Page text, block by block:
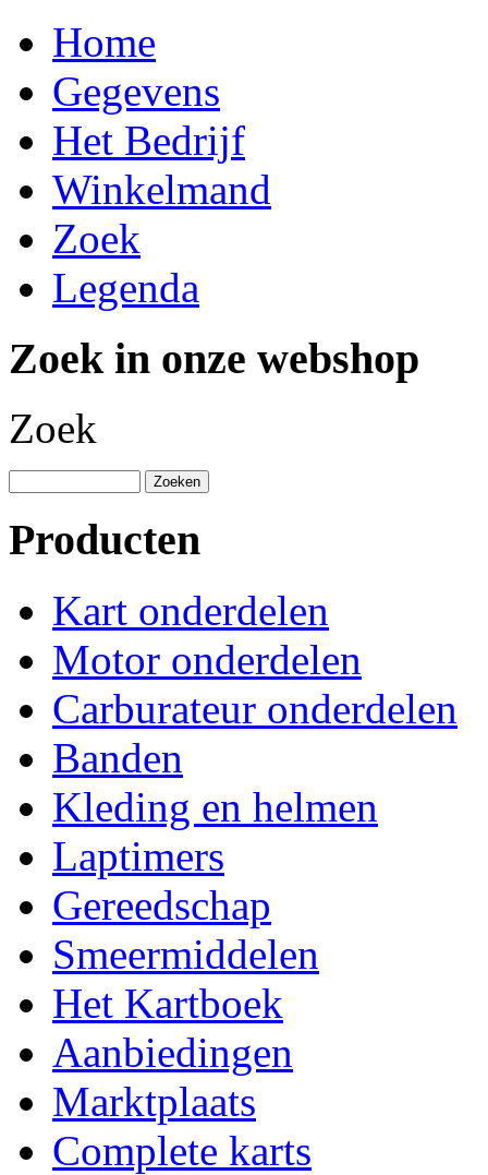
Home
Gegevens
Het Bedrijf
Winkelmand
Zoek
Legenda
Zoek in onze webshop
Zoek
Producten
Kart onderdelen
Motor onderdelen
Carburateur onderdelen
Banden
Kleding en helmen
Laptimers
Gereedschap
Smeermiddelen
Het Kartboek
Aanbiedingen
Marktplaats
Complete karts